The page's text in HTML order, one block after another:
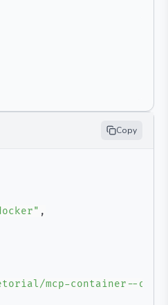
Copy
,
mcp-container--